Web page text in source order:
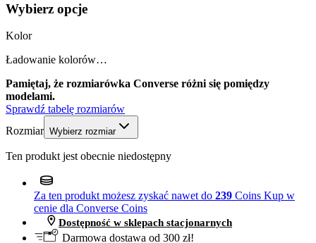
Wybierz opcje
Kolor
Ładowanie kolorów…
Pamiętaj, że rozmiarówka Converse różni się pomiędzy
modelami.
Sprawdź tabelę rozmiarów
Rozmiar Wybierz rozmiar
Ten produkt jest obecnie niedostępny
Za ten produkt możesz zyskać nawet do 239 Coins Kup w
cenie dla Converse Coins
Dostępność w sklepach stacjonarnych
Darmowa dostawa od 300 zł!